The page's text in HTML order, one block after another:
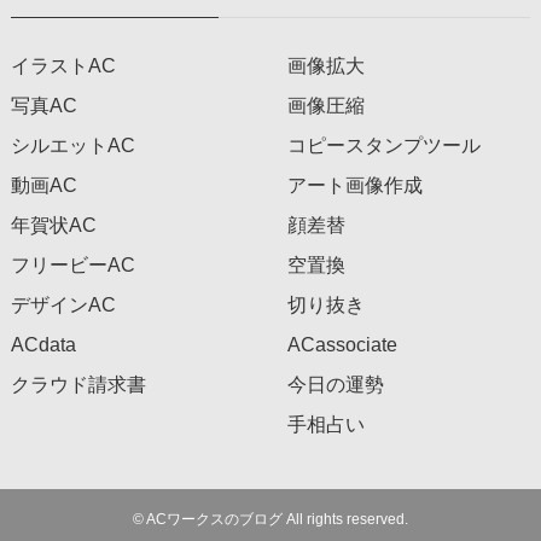
イラストAC
写真AC
シルエットAC
動画AC
年賀状AC
フリービーAC
デザインAC
ACdata
クラウド請求書
画像拡大
画像圧縮
コピースタンプツール
アート画像作成
顔差替
空置換
切り抜き
ACassociate
今日の運勢
手相占い
©ACワークスのブログ All rights reserved.